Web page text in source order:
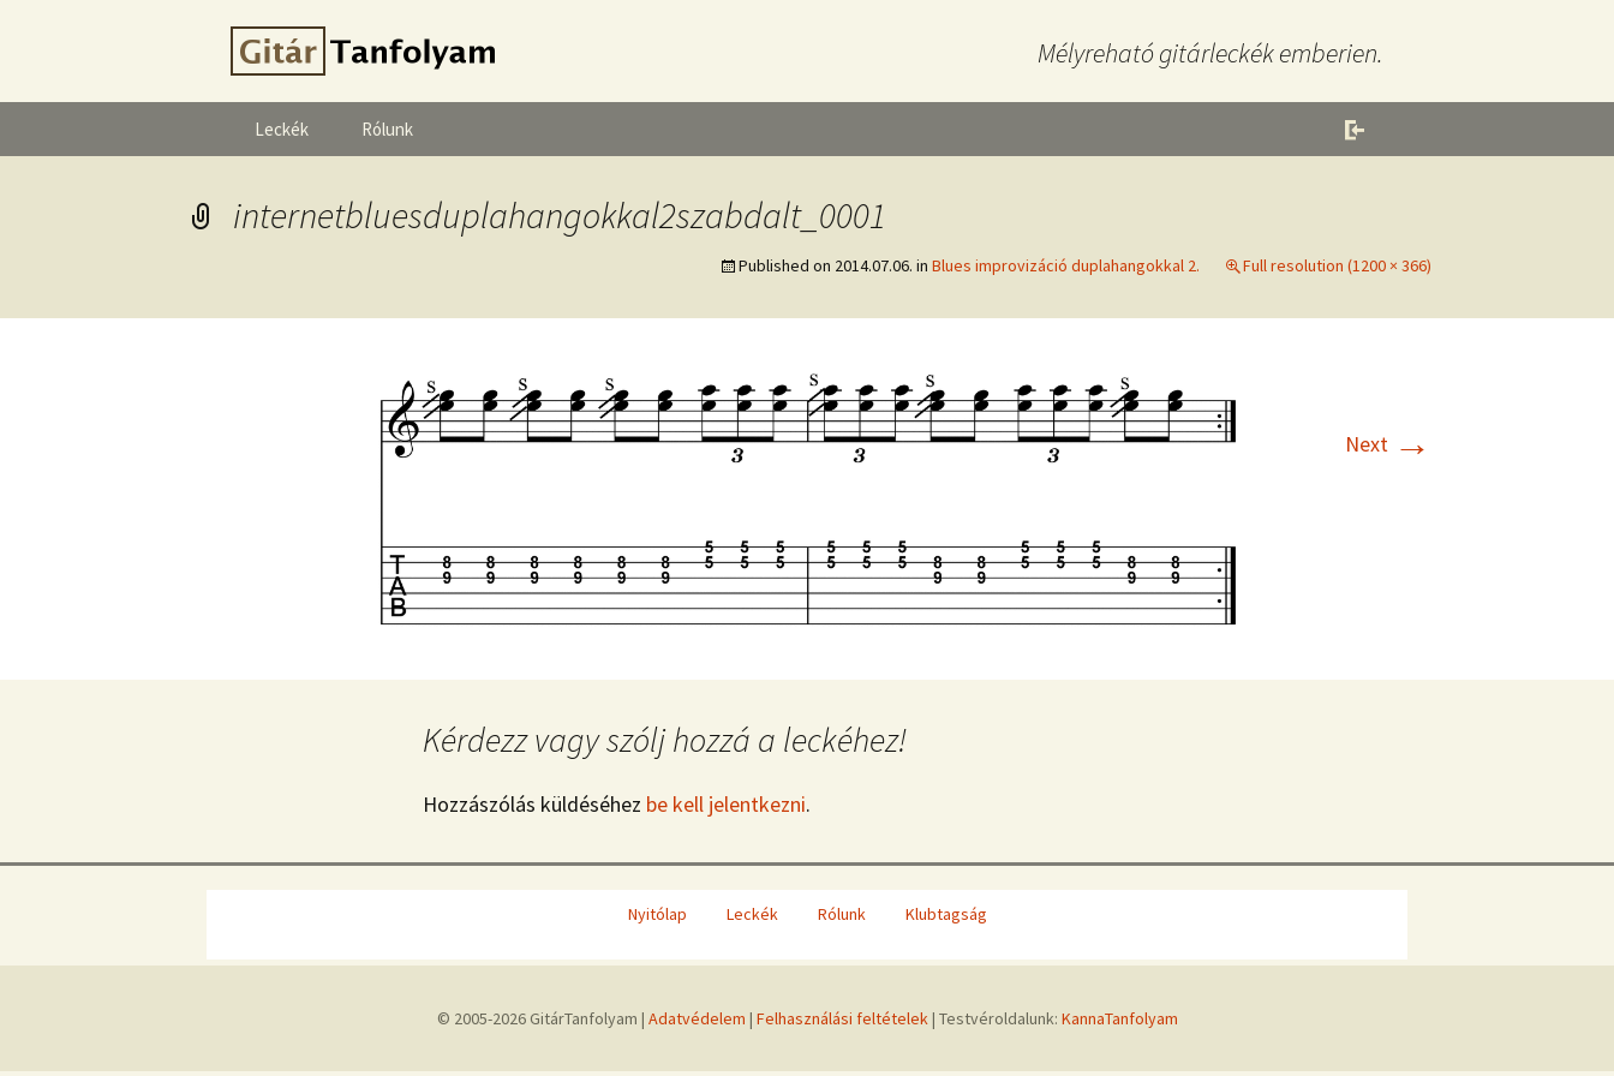
Mélyreható gitárleckék emberien.
Leckék Rólunk
internetbluesduplahangokkal2szabdalt_0001
Published on 2014.07.06. in Blues improvizáció duplahangokkal 2. Full resolution (1200 × 366)
Next →
Kérdezz vagy szólj hozzá a leckéhez!
Hozzászólás küldéséhez be kell jelentkezni.
Nyitólap Leckék Rólunk Klubtagság
© 2005-2026 GitárTanfolyam | Adatvédelem | Felhasználási feltételek| Testvéroldalunk: KannaTanfolyam